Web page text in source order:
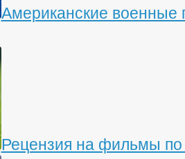
Американские военные
Рецензия на фильмы по